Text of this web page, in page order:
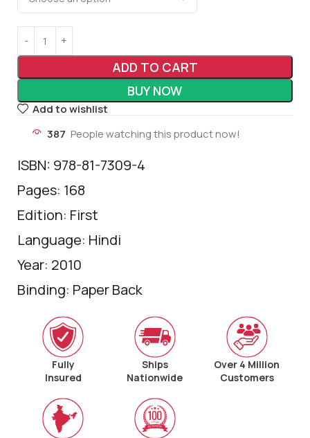
ADD TO CART
BUY NOW
Add to wishlist
387 People watching this product now!
ISBN: 978-81-7309-4
Pages: 168
Edition: First
Language: Hindi
Year: 2010
Binding: Paper Back
Fully
Insured
Ships
Nationwide
Over 4 Million
Customers